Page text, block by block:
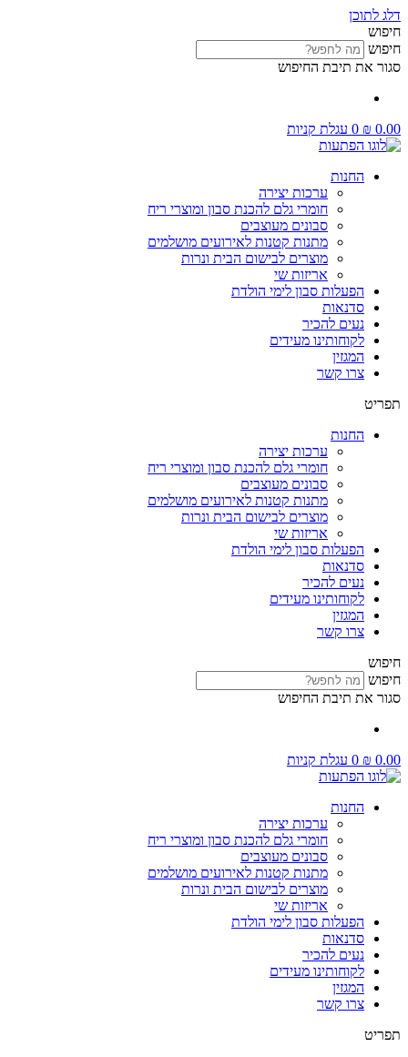
דלג לתוכן
חיפוש
חיפוש
סגור את תיבת החיפוש
₪ 0.00
0 עגלת קניות
החנות
ערכות יצירה
חומרי גלם להכנת סבון ומוצרי ריח
סבונים מעוצבים
מתנות קטנות לאירועים מושלמים
מוצרים לבישום הבית ונרות
אריזות שי
הפעלות סבון לימי הולדת
סדנאות
נעים להכיר
לקוחותינו מעידים
המגזין
צרו קשר
תפריט
החנות
ערכות יצירה
חומרי גלם להכנת סבון ומוצרי ריח
סבונים מעוצבים
מתנות קטנות לאירועים מושלמים
מוצרים לבישום הבית ונרות
אריזות שי
הפעלות סבון לימי הולדת
סדנאות
נעים להכיר
לקוחותינו מעידים
המגזין
צרו קשר
חיפוש
חיפוש
סגור את תיבת החיפוש
₪ 0.00
0 עגלת קניות
החנות
ערכות יצירה
חומרי גלם להכנת סבון ומוצרי ריח
סבונים מעוצבים
מתנות קטנות לאירועים מושלמים
מוצרים לבישום הבית ונרות
אריזות שי
הפעלות סבון לימי הולדת
סדנאות
נעים להכיר
לקוחותינו מעידים
המגזין
צרו קשר
תפריט